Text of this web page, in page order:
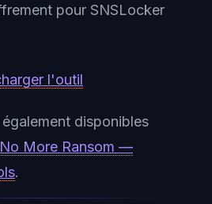
pour SNSLocker
l'outil
disponibles
No More Ransom —
.